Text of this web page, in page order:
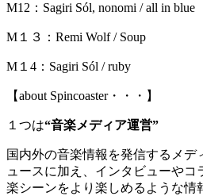
M12：Sagiri Sól, nonomi / all in blue
M１３：Remi Wolf / Soup
M１4：Sagiri Sól / ruby
【about Spincoaster・・・】
１つは“音楽メディア運営”
国内外の音楽情報を発信するメデ
ュースに加え、インタビューや
楽シーンをより楽しめるような情